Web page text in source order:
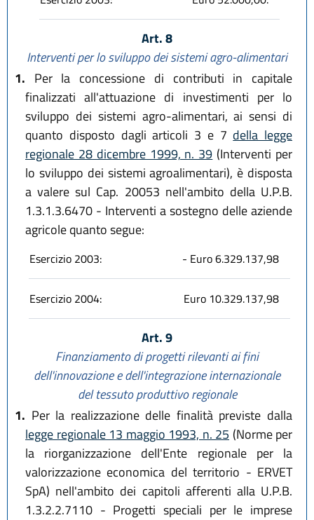
Art. 8
Interventi per lo sviluppo dei sistemi agro-alimentari
1. Per la concessione di contributi in capitale
finalizzati all'attuazione di investimenti per lo
sviluppo dei sistemi agro-alimentari, ai sensi di
quanto disposto dagli articoli 3 e 7 della legge
regionale 28 dicembre 1999, n. 39 (Interventi per
lo sviluppo dei sistemi agroalimentari), è disposta
a valere sul Cap. 20053 nell'ambito della U.P.B.
1.3.1.3.6470 - Interventi a sostegno delle aziende
agricole quanto segue:
Esercizio 2003: - Euro 6.329.137,98
Esercizio 2004: Euro 10.329.137,98
Art. 9
Finanziamento di progetti rilevanti ai fini
dell'innovazione e dell'integrazione internazionale
del tessuto produttivo regionale
1. Per la realizzazione delle finalità previste dalla
legge regionale 13 maggio 1993, n. 25 (Norme per
la riorganizzazione dell'Ente regionale per la
valorizzazione economica del territorio - ERVET
SpA) nell'ambito dei capitoli afferenti alla U.P.B.
1.3.2.2.7110 - Progetti speciali per le imprese